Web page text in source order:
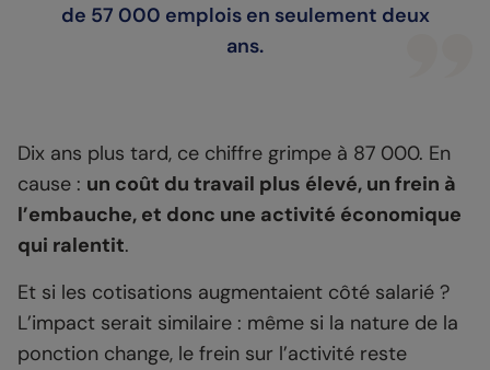
de 57 000 emplois en seulement deux
ans.
Dix ans plus tard, ce chiffre grimpe à 87 000. En
cause : un coût du travail plus élevé, un frein à
l’embauche, et donc une activité économique
qui ralentit.
Et si les cotisations augmentaient côté salarié ?
L’impact serait similaire : même si la nature de la
ponction change, le frein sur l’activité reste